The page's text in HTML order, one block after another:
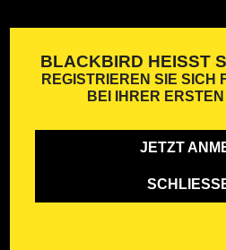
BLACKBIRD HEISST
REGISTRIEREN SIE SICH
BEI IHRER
JETZT